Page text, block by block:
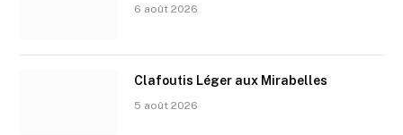
6 août 2026
Clafoutis Léger aux Mirabelles
5 août 2026